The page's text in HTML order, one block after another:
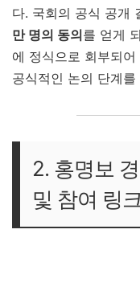
다. 국회의 공식 공개
만 명의 동의를 얻게
에 정식으로 회부되
공식적인 논의 단계
2. 홍명보
및 참여 링